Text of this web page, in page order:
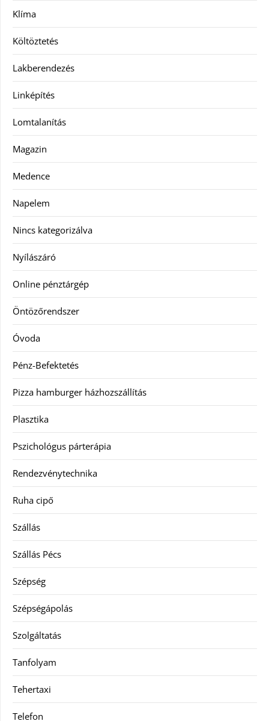
Klíma
Költöztetés
Lakberendezés
Linképítés
Lomtalanítás
Magazin
Medence
Napelem
Nincs kategorizálva
Nyílászáró
Online pénztárgép
Öntözőrendszer
Óvoda
Pénz-Befektetés
Pizza hamburger házhozszállítás
Plasztika
Pszichológus párterápia
Rendezvénytechnika
Ruha cipő
Szállás
Szállás Pécs
Szépség
Szépségápolás
Szolgáltatás
Tanfolyam
Tehertaxi
Telefon